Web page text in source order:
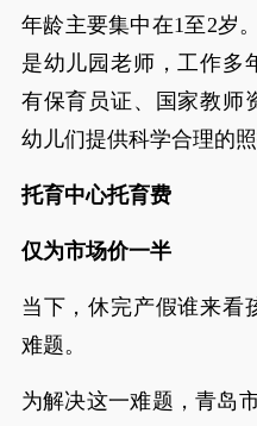
年龄主要集中在1至2岁
是幼儿园老师，工作多
有保育员证、国家教师
幼儿们提供科学合理的照
托育中心托育费
仅为市场价一半
当下，休完产假谁来看
难题。
为解决这一难题，青岛